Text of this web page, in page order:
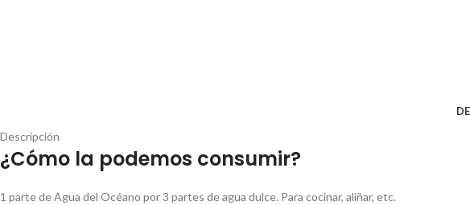
Descripción
¿Cómo la podemos consumir?
1 parte de Agua del Océano por 3 partes de agua dulce. Para cocinar, aliñar, etc.